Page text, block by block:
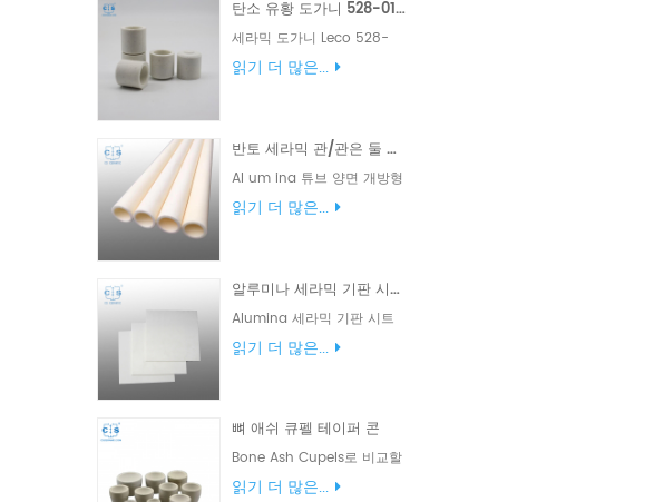
탄소 유황 도가니 528-018 Eltra 90150 Horiba 905.200.380.001 탄소/유황 분석기용 세라믹 도가니
세라믹 도가니 Leco 528-
018. LECO CS230 용 탄소황
도가니 및 CS 도가니 제조업
Horiba 905.200.380.001
Bruker: JW-N009250423
SC0893 LECO 5 28-
905.200.380.001 안. 탄소
됩니다.
읽기 더 많은...
반토 세라믹 관/관은 둘 다 열려 있습니다 단 하나 구멍 관 길이 1mm-2500mm
Al um ina 튜브 양면 개방형
은 일반적으로 다양한 산업
및 실험실 응용 분야 에서 사
에 이상적 이며 우수한 열 및
전기 절연 을 제공 할 수 있습
읽기 더 많은...
알루미나 세라믹 기판 시트/플레이트
Alumina 세라믹 기판 시트
는 고성능 , 신뢰성 및 내구성
이 요구 되는 용도 에 이상적
크기 와 두께 로 제공 됩니다
. _ _
읽기 더 많은...
뼈 애쉬 큐펠 테이퍼 콘
Bone Ash Cupels로 비교할
수 없는 수준의 순도를 달성
읽기 더 많은...